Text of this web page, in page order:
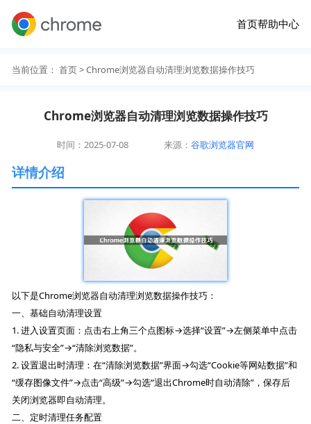
首页帮助中心
当前位置： 首页> Chrome浏览器自动清理浏览数据操作技巧
Chrome浏览器自动清理浏览数据操作技巧
时间：2025-07-08 来源：谷歌浏览器官网
详情介绍
以下是Chrome浏览器自动清理浏览数据操作技巧：
一、基础自动清理设置
1. 进入设置页面：点击右上角三个点图标→选择“设置”→左侧菜单中点击
“隐私与安全”→“清除浏览数据”。
2. 设置退出时清理：在“清除浏览数据”界面→勾选“Cookie等网站数据”和
“缓存图像文件”→点击“高级”→勾选“退出Chrome时自动清除”，保存后
关闭浏览器即自动清理。
二、定时清理任务配置